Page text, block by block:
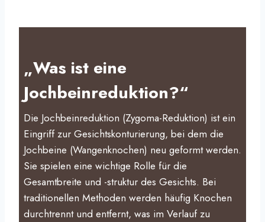
„Was ist eine
Jochbeinreduktion?“
Die Jochbeinreduktion (Zygoma-Reduktion) ist ein
Eingriff zur Gesichtskonturierung, bei dem die
Jochbeine (Wangenknochen) neu geformt werden.
Sie spielen eine wichtige Rolle für die
Gesamtbreite und -struktur des Gesichts. Bei
traditionellen Methoden werden häufig Knochen
durchtrennt und entfernt, was im Verlauf zu